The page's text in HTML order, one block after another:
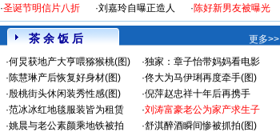
·圣诞节明信片八折
·刘嘉玲自曝正造人
·陈好新男友被曝光
茶 余 饭 后
更多>>
·何炅获地产大亨喂猕猴桃(图) ·独家：章子怡带妈妈看电影
·陈慧琳产后恢复好身材(图) ·佟大为马伊琍再度牵手(图)
·殷桃街头休闲装秀性感(图) ·倪萍赵忠祥十年后再携手
·范冰冰红地毯服装皆为租赁 ·刘涛富豪老公为家产求生子
·姚晨与老公素颜乘地铁被拍 ·舒淇醉酒瞬间惨被抓拍(图)